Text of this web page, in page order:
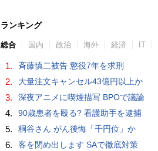
ランキング
総合 国内 政治 海外 経済 IT
1. 斉藤慎二被告 懲役7年を求刑
2. 大量注文キャンセル43億円以上か
3. 深夜アニメに喫煙描写 BPOで議論
4. 90歳患者を殴る? 看護助手を逮捕
5. 桐谷さん がん後悔「千円位」か
6. 客を閉め出します SAで徹底対策